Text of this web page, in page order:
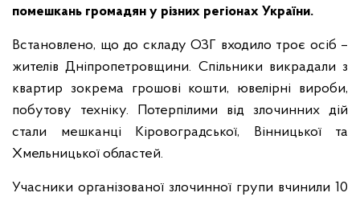
помешкань громадян у різних регіонах України.
Встановлено, що до складу ОЗГ входило троє осіб –
жителів Дніпропетровщини. Спільники викрадали з
квартир зокрема грошові кошти, ювелірні вироби,
побутову техніку. Потерпілими від злочинних дій
стали мешканці Кіровоградської, Вінницької та
Хмельницької областей.
Учасники організованої злочинної групи вчинили 10